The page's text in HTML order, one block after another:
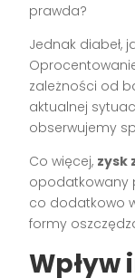
prawda?
Jednak diabeł,
zależności od
aktualnej
obserwujemy
Co więcej, zysk
opodatkowany
co dodatkowo
formy
Wpływ